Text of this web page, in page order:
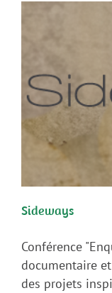
Sideways
Conférence
documentaire
des projets